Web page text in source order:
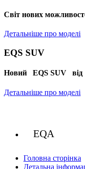
Cвіт нових
Детальніше про моделі
EQS SUV
Новий EQS SUV від
Детальніше про моделі
EQA
Головна сторінка
Детальна